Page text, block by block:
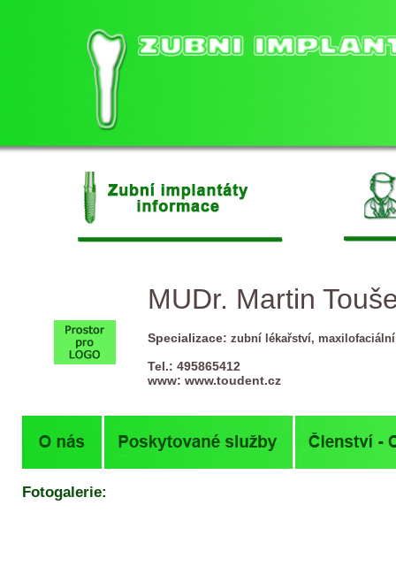
MUDr. Martin
Specializace: zubní lékařství,
Tel.: 495865412
www: www.toudent.cz
Fotogalerie: